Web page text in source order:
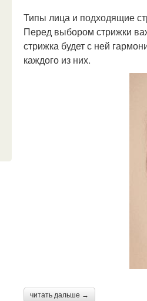
Типы лица и подходящие
Перед выбором стрижки
стрижка будет с ней
каждого из них.
читать дальше →